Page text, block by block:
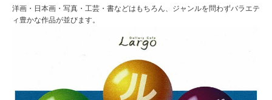
洋画・日本画・写真・工芸・書などはもちろん、ジャンルを問わずバラエテ
ィ豊かな作品が並びます。